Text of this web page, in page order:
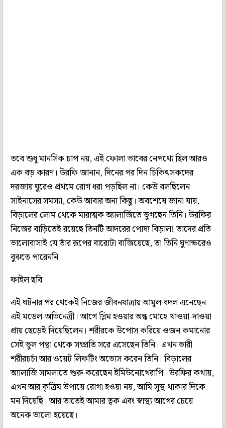
তবে শুধু মানসিক চাপ নয়, এই ফোলা ভাবের নেপথ্যে ছিল আরও
এক বড় কারণ। উরফি জানান, দিনের পর দিন চিকিৎসকদের
দরজায় ঘুরেও প্রথমে রোগ ধরা পড়ছিল না। কেউ বলছিলেন
সাইনাসের সমস্যা, কেউ আবার অন্য কিছু। অবশেষে জানা যায়,
বিড়ালের লোম থেকে মারাত্মক অ্যালার্জিতে ভুগছেন তিনি। উরফির
নিজের বাড়িতেই রয়েছে তিনটি আদরের পোষ্য বিড়াল! তাদের প্রতি
ভালোবাসাই যে তাঁর রূপের বারোটা বাজিয়েছে, তা তিনি ঘুণাক্ষরেও
বুঝতে পারেননি।
ফাইল ছবি
এই ঘটনার পর থেকেই নিজের জীবনযাত্রায় আমূল বদল এনেছেন
এই মডেল-অভিনেত্রী। আগে স্লিম হওয়ার অন্ধ মোহে খাওয়া-দাওয়া
প্রায় ছেড়েই দিয়েছিলেন। শরীরকে উপোস করিয়ে ওজন কমানোর
সেই ভুল পন্থা থেকে সম্প্রতি সরে এসেছেন তিনি। এখন ভারী
শরীরচর্চা আর ওয়েট লিফটিং অভ্যেস করেন তিনি। বিড়ালের
অ্যালার্জি সামলাতে শুরু করেছেন ইমিউনোথেরাপি। উরফির কথায়,
এখন আর কৃত্রিম উপায়ে রোগা হওয়া নয়, আমি সুস্থ থাকার দিকে
মন দিয়েছি। আর তাতেই আমার ত্বক এবং স্বাস্থ্য আগের চেয়ে
অনেক ভালো হয়েছে।